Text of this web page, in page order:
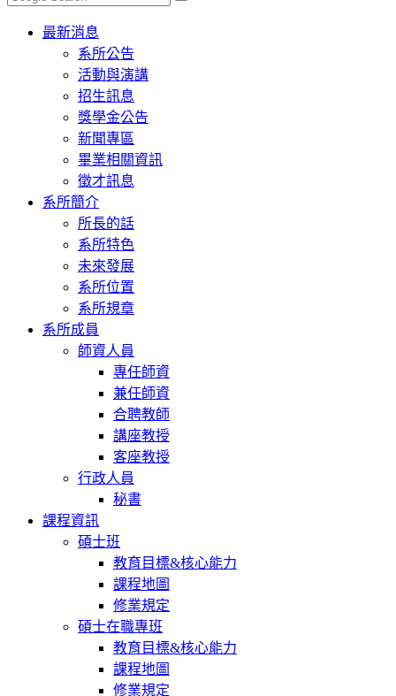
Toggle
navigation
最新消息
系所公告
活動與演講
招生訊息
獎學金公告
新聞專區
畢業相關資訊
徵才訊息
系所簡介
所長的話
系所特色
未來發展
系所位置
系所規章
系所成員
師資人員
專任師資
兼任師資
合聘教師
講座教授
客座教授
行政人員
秘書
課程資訊
碩士班
教育目標&核心能力
課程地圖
修業規定
碩士在職專班
教育目標&核心能力
課程地圖
修業規定